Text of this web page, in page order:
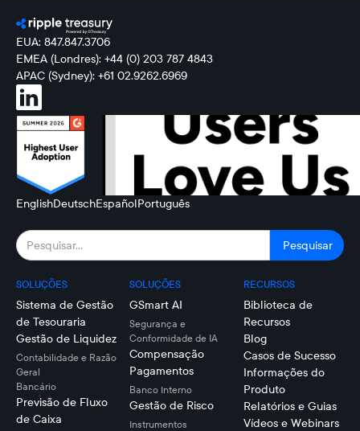
EUA: 847.847.3706
EMEA (Londres): +44 (0) 203 787 4843
APAC (Sydney): +61 02.9262.6969
EnglishDeutschEspañolPortuguês
SOLUÇÕES
Sistema de Gestão
de Tesouraria
Gestão de Liquidez
Contabilidade e Razão
Geral
Bancário
Previsão de Fluxo
de Caixa
SOLUÇÕES
GSmart AI
Segurança e
Conformidade de IA
Compensação
Pagamentos
Banco Interno
Gestão de Risco
Instrumentos
RECURSOS
Biblioteca de
Recursos
Blog
Casos de Sucesso
Informações do
Produto
Relatórios e Guias
Vídeos e Webinars